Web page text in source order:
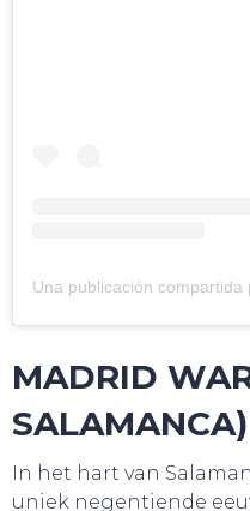
Una publicación
MADRID
SALAMANCA)
In het hart van
uniek negentiende